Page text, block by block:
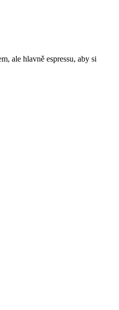
ale hlavně espressu, aby si